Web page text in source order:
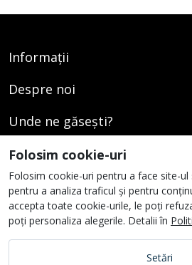
Informații
Despre noi
Unde ne găsești?
Urmați-ne
Folosim cookie-uri
Folosim cookie-uri pentru a face site-
pentru a analiza traficul și pentru
accepta toate cookie-urile, le poți
poți personaliza alegerile. Detalii în
Setări